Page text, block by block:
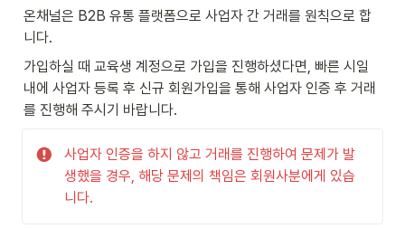
온채널은 B2B 유통 플랫폼으로 사업자 간 거래를 원칙으로 합
니다.
가입하실 때 교육생 계정으로 가입을 진행하셨다면, 빠른 시일
내에 사업자 등록 후 신규 회원가입을 통해 사업자 인증 후 거래
를 진행해 주시기 바랍니다.
사업자 인증을 하지 않고 거래를 진행하여 문제가 발
생했을 경우, 해당 문제의 책임은 회원사분에게 있습
니다.